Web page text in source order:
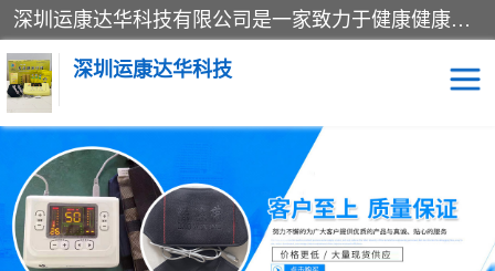
深圳运康达华科技有限公司是一家致力于健康健康产业的现代化企业，已经走过了15个春秋，开创了中医外用发展的新未来，是专业从事中医医疗仪器的研发、生产、销售、服务为一体的子公司，在医疗器械的设计、开发和生产方面率先引进国际先进技术和好的科技人员，先后开发出了场效应治疗仪、多功能治疗仪、颈椎治疗仪、腰椎治疗仪、增效垫等多个系列。
深圳运康达华科技
多功能治疗仪 中药提速
中低频治疗仪 脉冲治疗仪